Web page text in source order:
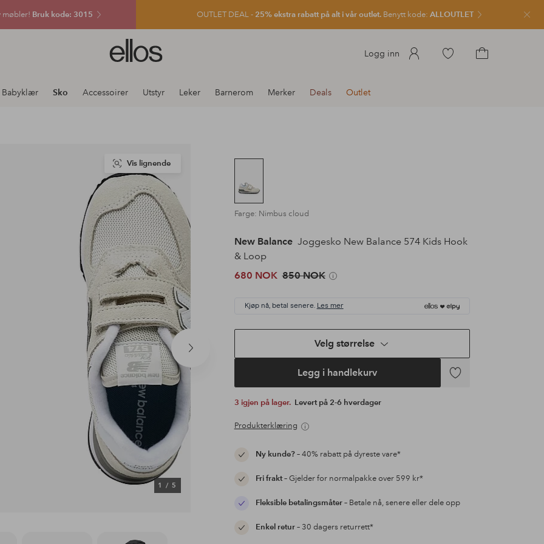
møbler! Bruk kode: 3015 OUTLET DEAL - 25% ekstra rabatt på alt i vår outlet. Benytt kode: ALLOUTLET Lukk
Ellos
logo
gå
Logg inn
Gå
Babyklær Sko Accessoirer Utstyr Leker Barnerom Merker Deals Outlet
Neste
1/ 5
Vis lignende
Farge: Nimbus cloud
New Balance Joggesko New Balance 574 Kids Hook
& Loop
680 NOK 850 NOK
Kjøp nå, betal senere. Les mer
Velg størrelse
Legg i handlekurv
Legg
3 igjen på lager. Levert på 2-6 hverdager
Produkterklæring
Ny kunde?– 40% rabatt på dyreste vare*
Fri frakt– Gjelder for normalpakke over 599 kr*
Fleksible betalingsmåter– Betale nå, senere eller dele opp
Enkel retur– 30 dagers returrett*